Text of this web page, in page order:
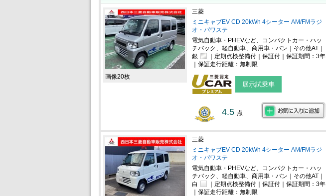
画像20枚
三菱
ミニキャブEV CD 20kWh 4シーター AM/FMラジ
オ・パワステ
電気自動車・PHEVなど、コンパクトカー・ハッ
チバック、軽自動車、商用車・バン｜その他AT｜
銀
｜定期点検整備付｜保証付｜保証期間：3年
｜保証走行距離：無制限
展示試乗車
4.5 点
三菱
ミニキャブEV CD 20kWh 4シーター AM/FMラジ
オ・パワステ
電気自動車・PHEVなど、コンパクトカー・ハッ
チバック、軽自動車、商用車・バン｜その他AT｜
白
｜定期点検整備付｜保証付｜保証期間：3年
｜保証走行距離：無制限